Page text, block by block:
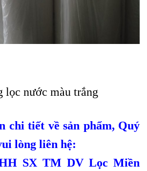
lọc nước màu trắng
chi tiết về sản phẩm, Quý
lòng liên hệ:
SX TM DV Lọc Miền